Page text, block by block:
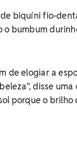
biquíni fio-
bumbum
de elogiar a
disse
porque o